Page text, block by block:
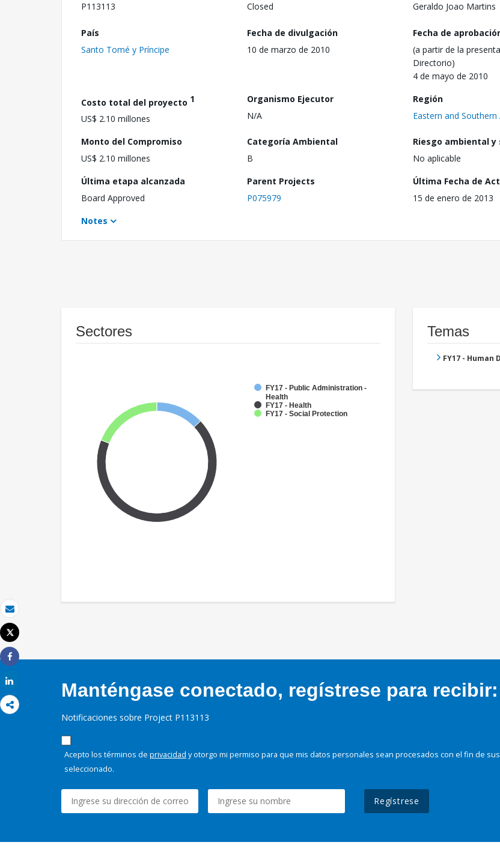
Correo electrónico
Imprimir
Tweet
Share
P113113
Closed
Geraldo Joao Martins
País
Santo Tomé y Príncipe
Fecha de divulgación
10 de marzo de 2010
Fecha de
(a partir de la
Directorio)
4 de mayo de 2010
Costo total del proyecto 1
US$ 2.10 millones
Organismo Ejecutor
N/A
Región
Eastern and Southern
Monto del Compromiso
US$ 2.10 millones
Categoría Ambiental
B
Riesgo ambiental y
No aplicable
Última etapa alcanzada
Board Approved
Parent Projects
P075979
Última Fecha de
15 de enero de 2013
Notes
Sectores
FY17 - Public Administration -
Health
FY17 - Health
FY17 - Social Protection
Temas
FY17 - Human
Manténgase conectado, regístrese para recibir:
Notificaciones sobre Project P113113
Acepto los términos de privacidad y otorgo mi permiso para que mis datos personales sean procesados con el fin de
seleccionado.
Regístrese